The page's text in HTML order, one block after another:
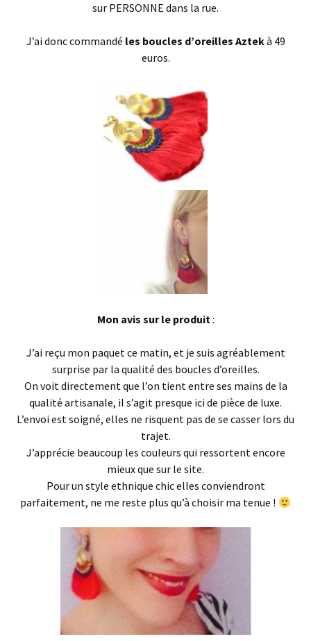
sur PERSONNE dans la rue.
J’ai donc commandé les boucles d’oreilles Aztekà 49
euros.
Mon avis sur le produit:
J’ai reçu mon paquet ce matin, et je suis agréablement
surprise par la qualité des boucles d’oreilles.
On voit directement que l’on tient entre ses mains de la
qualité artisanale, il s’agit presque ici de pièce de luxe.
L’envoi est soigné, elles ne risquent pas de se casser lors du
trajet.
J’apprécie beaucoup les couleurs qui ressortent encore
mieux que sur le site.
Pour un style ethnique chic elles conviendront
parfaitement, ne me reste plus qu’à choisir ma tenue !